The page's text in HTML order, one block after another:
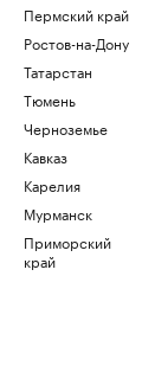
Пермский край
Ростов-на-Дону
Татарстан
Тюмень
Черноземье
Кавказ
Карелия
Мурманск
Приморский
край